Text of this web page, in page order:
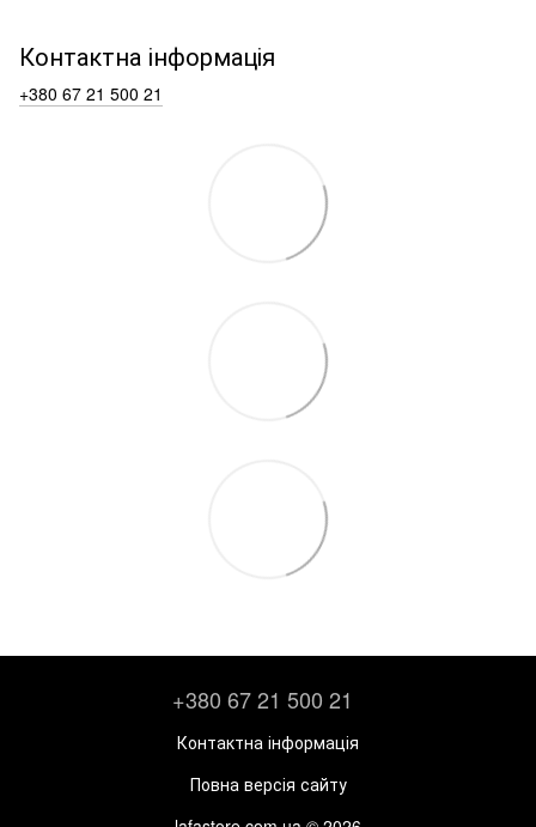
Контактна інформація
+380 67 21 500 21
+380 67 21 500 21
Контактна інформація
Повна версія сайту